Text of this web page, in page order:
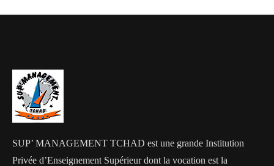
SUP’ MANAGEMENT TCHAD est une grande Institution
Privée d’Enseignement Supérieur dont la vocation est la